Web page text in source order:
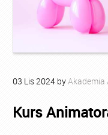
03 Lis2024 byAkademia
Kurs